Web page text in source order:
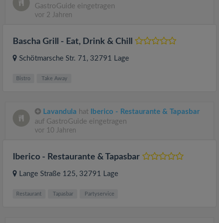
GastroGuide eingetragen
vor 2 Jahren
Bascha Grill - Eat, Drink & Chill
Schötmarsche Str. 71, 32791 Lage
Bistro Take Away
Lavandula hat
Iberico - Restaurante & Tapasbar
auf GastroGuide eingetragen
vor 10 Jahren
Iberico - Restaurante & Tapasbar
Lange Straße 125, 32791 Lage
Restaurant Tapasbar Partyservice